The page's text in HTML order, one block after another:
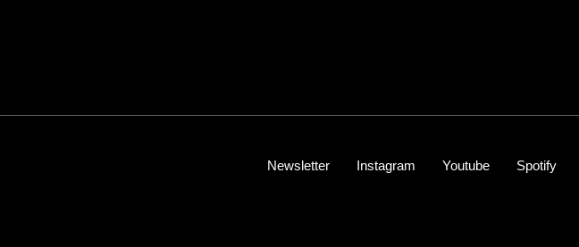
Newsletter Instagram Youtube Spotify